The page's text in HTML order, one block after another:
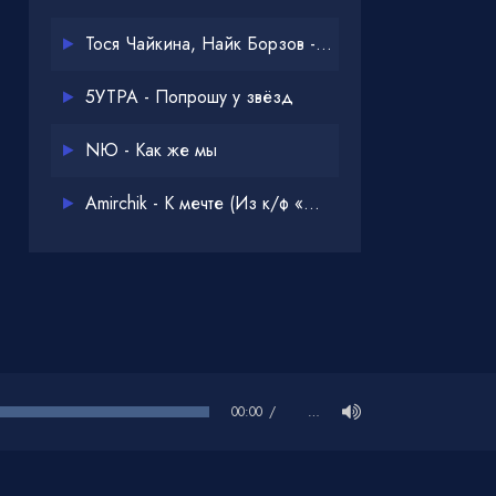
Тося Чайкина, Найк Борзов - Опять
5УТРА - Попрошу у звёзд
NЮ - Как же мы
Amirchik - К мечте (Из к/ф «Одна дома 3»)
00:00 …